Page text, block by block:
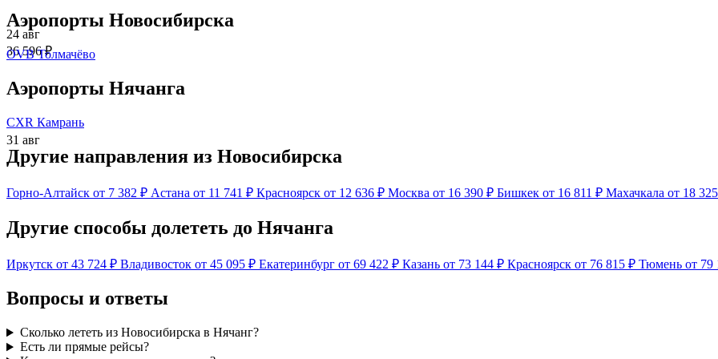
24 авг
36 596 ₽
31 авг
Аэропорты Новосибирска
OVBТолмачёво
Аэропорты Нячанга
CXR Камрань
Другие направления из Новосибирска
Горно-Алтайск от 7 382 ₽ Астана от 11 741 ₽ Красноярск от 12 636 ₽ Москва от 16 390 ₽ Бишкек от 16 811 ₽ Махачкала от 18
Другие способы долететь до Нячанга
Иркутск от 43 724 ₽ Владивосток от 45 095 ₽ Екатеринбург от 69 422 ₽ Казань от 73 144 ₽ Красноярск от 76 815 ₽ Тюмень от 79
Вопросы и ответы
Сколько лететь из Новосибирска в Нячанг?
Есть ли прямые рейсы?